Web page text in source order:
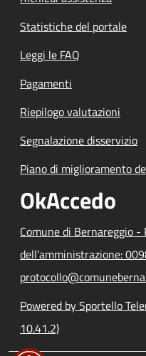
Statistiche del portale
Leggi le FAQ
Pagamenti
Riepilogo valutazioni
Segnalazione disservizio
Piano di miglioramento
OkAccedo
Comune di Bernareggio -
dell'amministrazione:
Powered by Sportello
10.41.2)